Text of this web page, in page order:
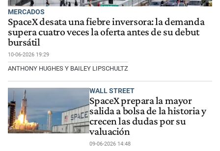
MERCADOS
SpaceX desata una fiebre inversora: la demanda
supera cuatro veces la oferta antes de su debut
bursátil
10-06-2026 19:29
ANTHONY HUGHES Y BAILEY LIPSCHULTZ
WALL STREET
SpaceX prepara la mayor
salida a bolsa de la historia y
crecen las dudas por su
valuación
09-06-2026 14:48